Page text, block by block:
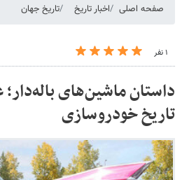
صفحه اصلی اخبار تاریخ تاریخ جهان
۱ نفر
داستان ماشین‌های
تاریخ خودروسازی